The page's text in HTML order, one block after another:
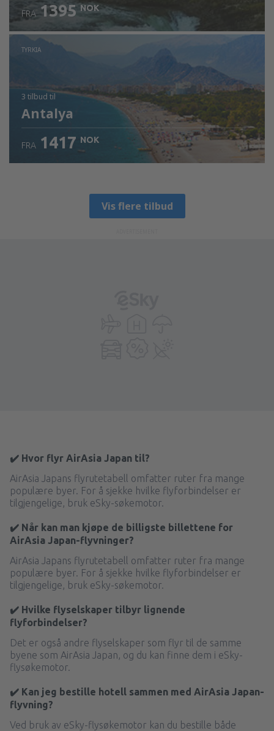
FRA 1395 NOK
TYRKIA
3 tilbud til
Antalya
FRA 1417 NOK
Vis flere tilbud
✔️ Hvor flyr AirAsia Japan til?
AirAsia Japans flyrutetabell omfatter ruter fra mange
populære byer. For å sjekke hvilke flyforbindelser er
tilgjengelige, bruk eSky-søkemotor.
✔️ Når kan man kjøpe de billigste billettene for
AirAsia Japan-flyvninger?
AirAsia Japans flyrutetabell omfatter ruter fra mange
populære byer. For å sjekke hvilke flyforbindelser er
tilgjengelige, bruk eSky-søkemotor.
✔️ Hvilke flyselskaper tilbyr lignende
flyforbindelser?
Det er også andre flyselskaper som flyr til de samme
byene som AirAsia Japan, og du kan finne dem i eSky-
flysøkemotor.
✔️ Kan jeg bestille hotell sammen med AirAsia Japan-
flyvning?
Ved bruk av eSky-flysøkemotor kan du bestille både